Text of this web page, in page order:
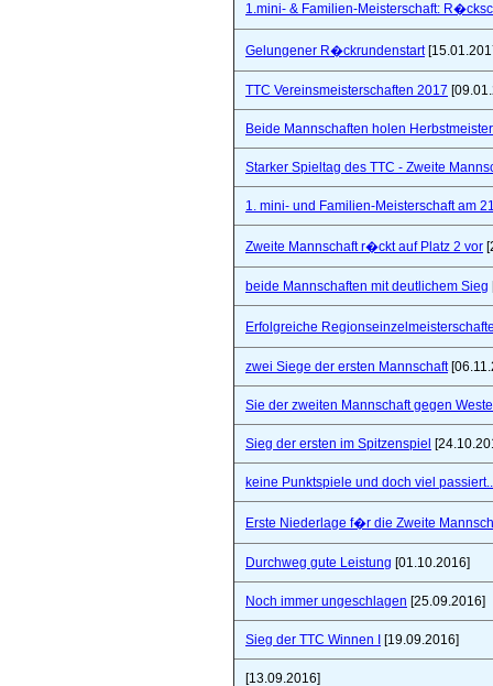
1.mini- & Familien-Meisterschaft:
Gelungener R�ckrundenstart
TTC Vereinsmeisterschaften 2017
Beide Mannschaften holen
Starker Spieltag des TTC - Zweite
1. mini- und Familien-Meisterschaft am
Zweite Mannschaft r�ckt auf Platz 2 vor
beide Mannschaften mit deutlichem Sieg
Erfolgreiche
zwei Siege der ersten Mannschaft
Sie der zweiten Mannschaft gegen
Sieg der ersten im Spitzenspiel
keine Punktspiele und doch viel
Erste Niederlage f�r die Zweite
Durchweg gute Leistung [01.10.2016]
Noch immer ungeschlagen [25.09.2016]
Sieg der TTC Winnen I [19.09.2016]
[13.09.2016]